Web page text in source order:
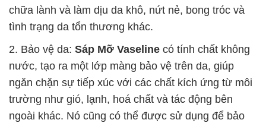
chữa lành và làm dịu da khô, nứt nẻ, bong tróc và
tình trạng da tổn thương khác.
2. Bảo vệ da: Sáp Mỡ Vaseline có tính chất không
nước, tạo ra một lớp màng bảo vệ trên da, giúp
ngăn chặn sự tiếp xúc với các chất kích ứng từ môi
trường như gió, lạnh, hoá chất và tác động bên
ngoài khác. Nó cũng có thể được sử dụng để bảo